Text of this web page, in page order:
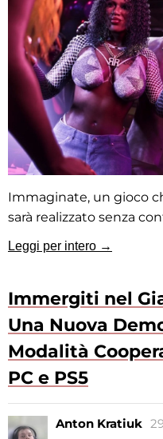
Immaginate, un gioco
sarà realizzato senza
Leggi per intero →
Immergiti nel
Una Nuova
Modalità
PC e PS5
Anton Kratiuk